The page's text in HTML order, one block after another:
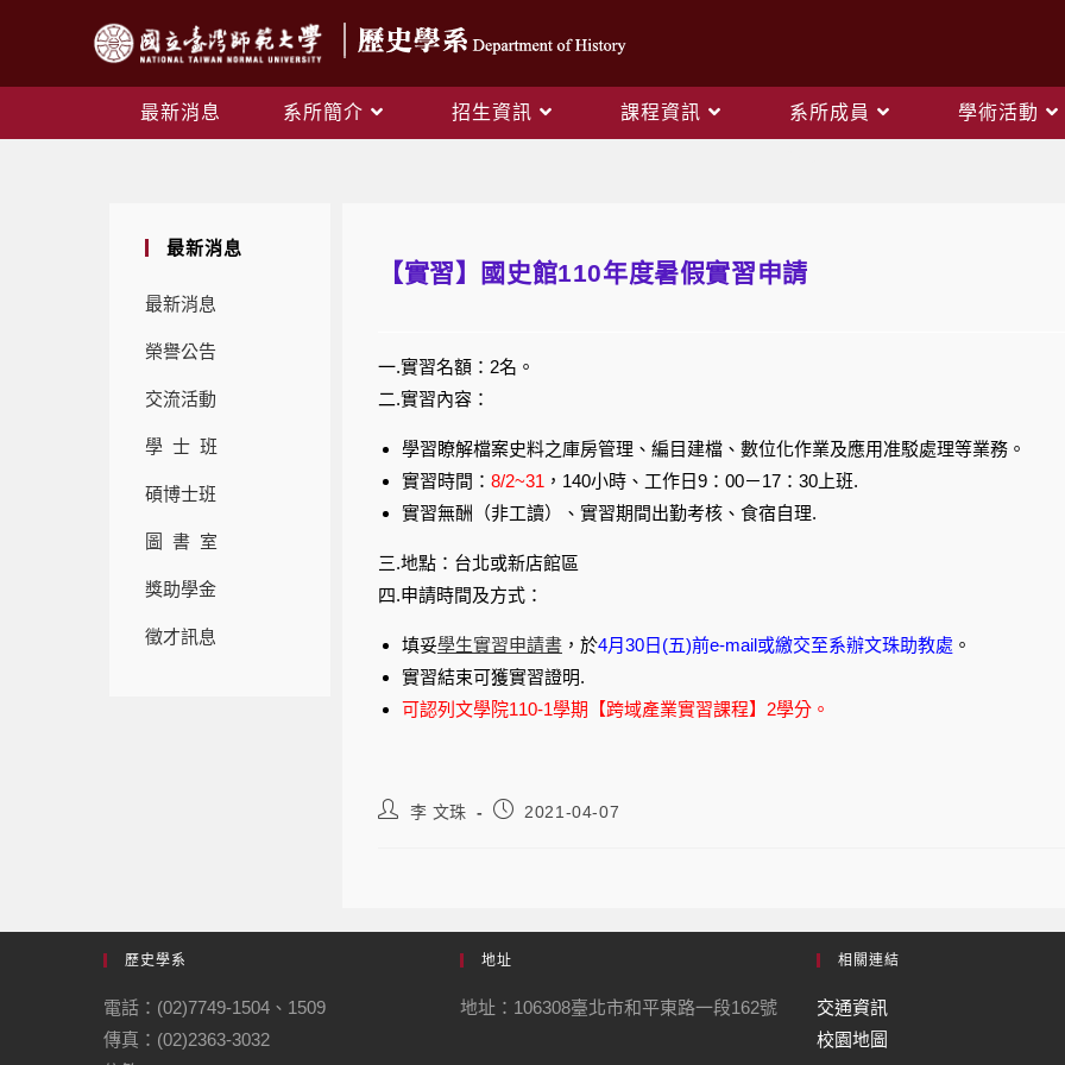
最新消息 系所簡介 招生資訊 課程資訊 系所成員
學術活動
最新消息
最新消息
榮譽公告
交流活動
學 士 班
碩博士班
圖 書 室
獎助學金
徵才訊息
【實習】國史館110年度暑假實習申請
一.實習名額：2名。
二.實習內容：
學習瞭解檔案史料之庫房管理、編目建檔、數位化作業及應用准駁處理等業務。
實習時間： 8/2~31 ，140小時、工作日9：00－17：30上班.
實習無酬（非工讀）、實習期間出勤考核、食宿自理.
三.地點：台北或新店館區
四.申請時間及方式：
填妥學生實習申請書 ，於4月30日(五)前e-mail或繳交至系辦文珠助教處 。
實習結束可獲實習證明.
可認列文學院110-1學期【跨域產業實習課程】2學分。
李 文珠 2021-04-07
歷史學系
電話：(02)7749-1504、1509
傳真：(02)2363-3032
地址
地址：106308臺北市和平東路一段162號
相關連結
交通資訊
校園地圖